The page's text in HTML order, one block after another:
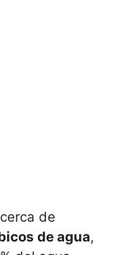
de
de agua,